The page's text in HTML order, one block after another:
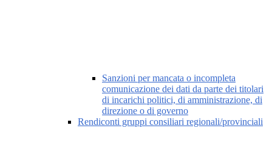
Sanzioni per mancata o incompleta
comunicazione dei dati da parte dei titolari
di incarichi politici, di amministrazione, di
direzione o di governo
Rendiconti gruppi consiliari regionali/provinciali